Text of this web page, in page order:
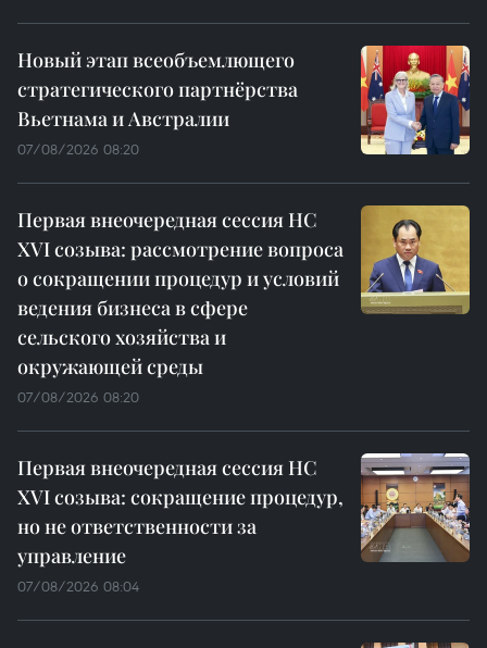
Новый этап всеобъемлющего
стратегического партнёрства
Вьетнама и Австралии
07/08/2026 08:20
Первая внеочередная сессия НС
XVI созыва: рассмотрение вопроса
о сокращении процедур и условий
ведения бизнеса в сфере
сельского хозяйства и
окружающей среды
07/08/2026 08:20
Первая внеочередная сессия НС
XVI созыва: сокращение процедур,
но не ответственности за
управление
07/08/2026 08:04